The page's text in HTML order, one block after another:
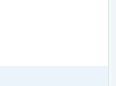
потенциалом. Мы
и захватим свой
возможно участие в